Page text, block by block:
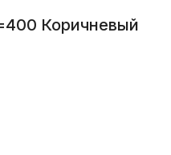
Коричневый